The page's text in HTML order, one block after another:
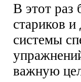
В этот раз
стариков
системы
важную